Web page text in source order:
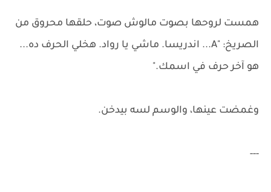
همست لروحها بصوت مالوش صوت، حلقها محروق من
الصريخ: "A... اندريسا. ماشي يا رواد. هخلي الحرف ده...
هو آخر حرف في اسمك."
وغمضت عينها، والوسم لسه بيدخن.
---